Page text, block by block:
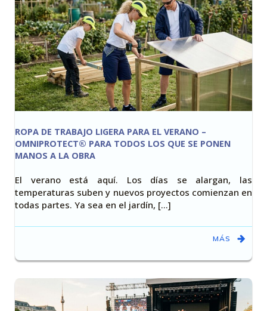
ROPA DE TRABAJO LIGERA PARA EL VERANO –
OMNIPROTECT® PARA TODOS LOS QUE SE PONEN
MANOS A LA OBRA
El verano está aquí. Los días se alargan, las
temperaturas suben y nuevos proyectos comienzan en
todas partes. Ya sea en el jardín, [...]
MÁS